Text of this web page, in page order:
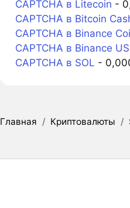
CAPTCHA в Litecoin -
CAPTCHA в Bitcoin
CAPTCHA в Binance
CAPTCHA в Binance
CAPTCHA в SOL -
Главная / Криптовалюты /